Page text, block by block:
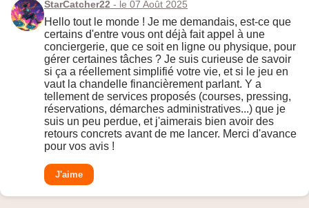
StarCatcher22 - le 07 Août 2025
Hello tout le monde ! Je me demandais, est-ce que
certains d'entre vous ont déjà fait appel à une
conciergerie, que ce soit en ligne ou physique, pour
gérer certaines tâches ? Je suis curieuse de savoir
si ça a réellement simplifié votre vie, et si le jeu en
vaut la chandelle financièrement parlant. Y a
tellement de services proposés (courses, pressing,
réservations, démarches administratives...) que je
suis un peu perdue, et j'aimerais bien avoir des
retours concrets avant de me lancer. Merci d'avance
pour vos avis !
J'aime